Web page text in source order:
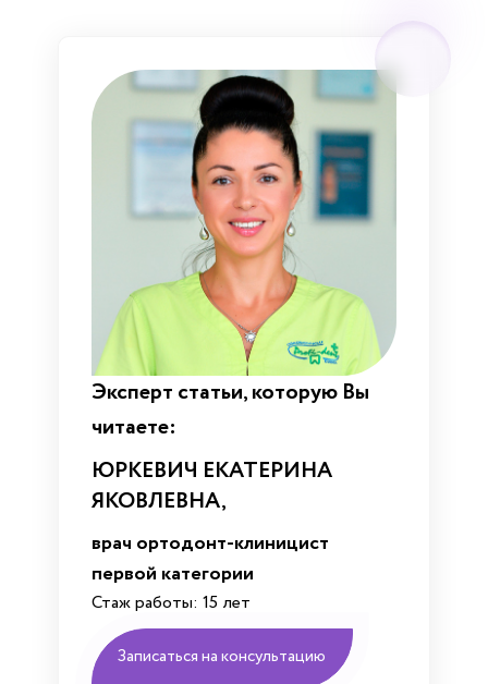
Эксперт статьи, которую Вы
читаете:
ЮРКЕВИЧ ЕКАТЕРИНА
ЯКОВЛЕВНА,
врач ортодонт-клиницист
первой категории
Стаж работы: 15 лет
Записаться на консультацию